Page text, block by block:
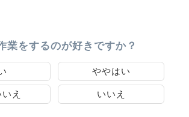
業をするのが好きですか？
ややはい
え いいえ